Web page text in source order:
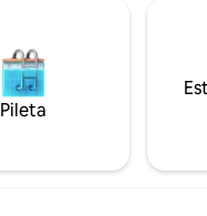
Pileta